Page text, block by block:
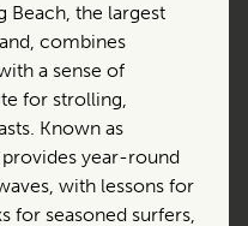
Beach, the largest
combines
a sense of
for strolling,
Known as
provides year-round
with lessons for
for seasoned surfers,